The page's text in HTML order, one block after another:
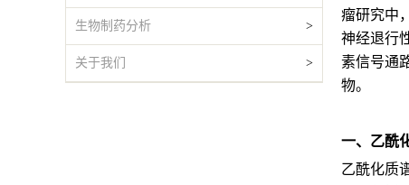
生物制药分析 >
关于我们 >
瘤研究中
神经退行
素信号通
物。
一、乙酰
乙酰化质